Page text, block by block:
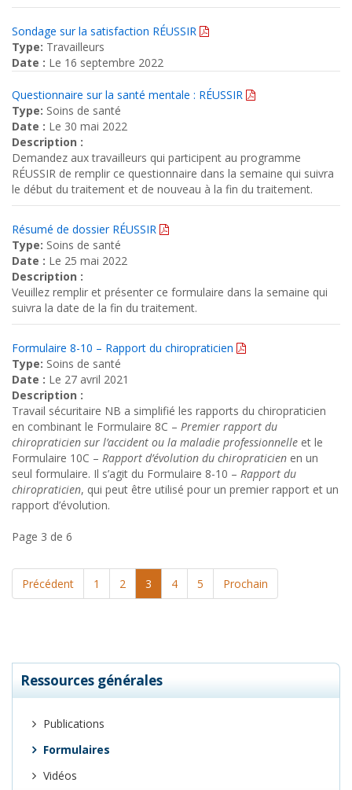
Sondage sur la satisfaction RÉUSSIR
Type: Travailleurs
Date : Le 16 septembre 2022
Questionnaire sur la santé mentale : RÉUSSIR
Type: Soins de santé
Date : Le 30 mai 2022
Description :
Demandez aux travailleurs qui participent au programme
RÉUSSIR de remplir ce questionnaire dans la semaine qui suivra
le début du traitement et de nouveau à la fin du traitement.
Résumé de dossier RÉUSSIR
Type: Soins de santé
Date : Le 25 mai 2022
Description :
Veuillez remplir et présenter ce formulaire dans la semaine qui
suivra la date de la fin du traitement.
Formulaire 8-10 – Rapport du chiropraticien
Type: Soins de santé
Date : Le 27 avril 2021
Description :
Travail sécuritaire NB a simplifié les rapports du chiropraticien
en combinant le Formulaire 8C – Premier rapport du
chiropraticien sur l’accident ou la maladie professionnelle et le
Formulaire 10C – Rapport d’évolution du chiropraticien en un
seul formulaire. Il s’agit du Formulaire 8-10 – Rapport du
chiropraticien, qui peut être utilisé pour un premier rapport et un
rapport d’évolution.
Page 3 de 6
Précédent 1 2 3 4 5 Prochain
Ressources générales
Publications
Formulaires
Vidéos